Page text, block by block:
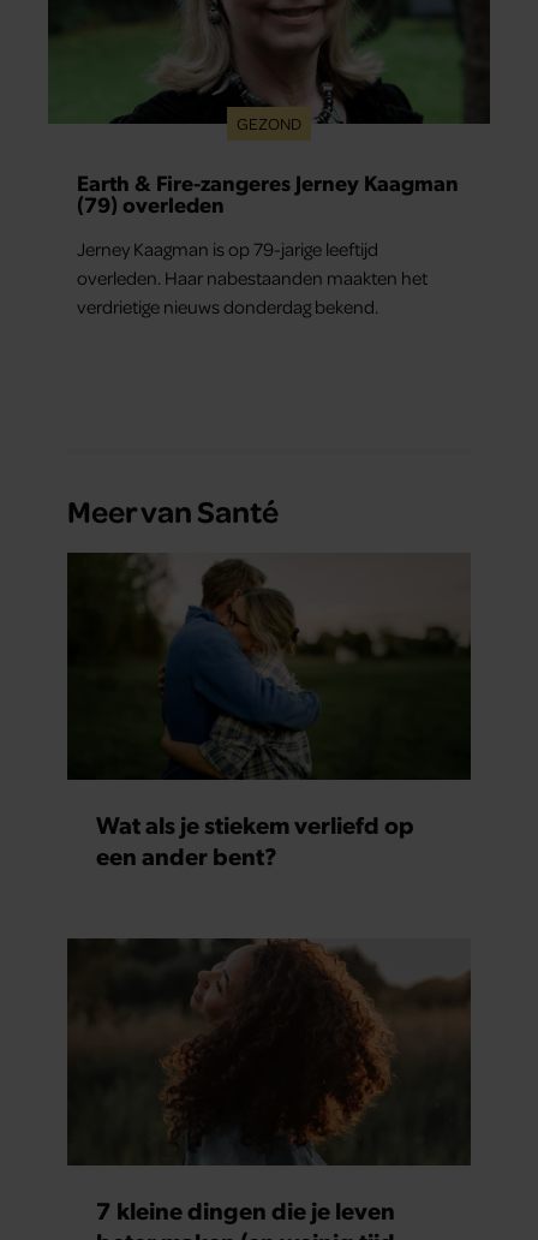
GEZOND
Earth & Fire-zangeres Jerney Kaagman
(79) overleden
Jerney Kaagman is op 79-jarige leeftijd
overleden. Haar nabestaanden maakten het
verdrietige nieuws donderdag bekend.
Meer van Santé
Wat als je stiekem verliefd op
een ander bent?
7 kleine dingen die je leven